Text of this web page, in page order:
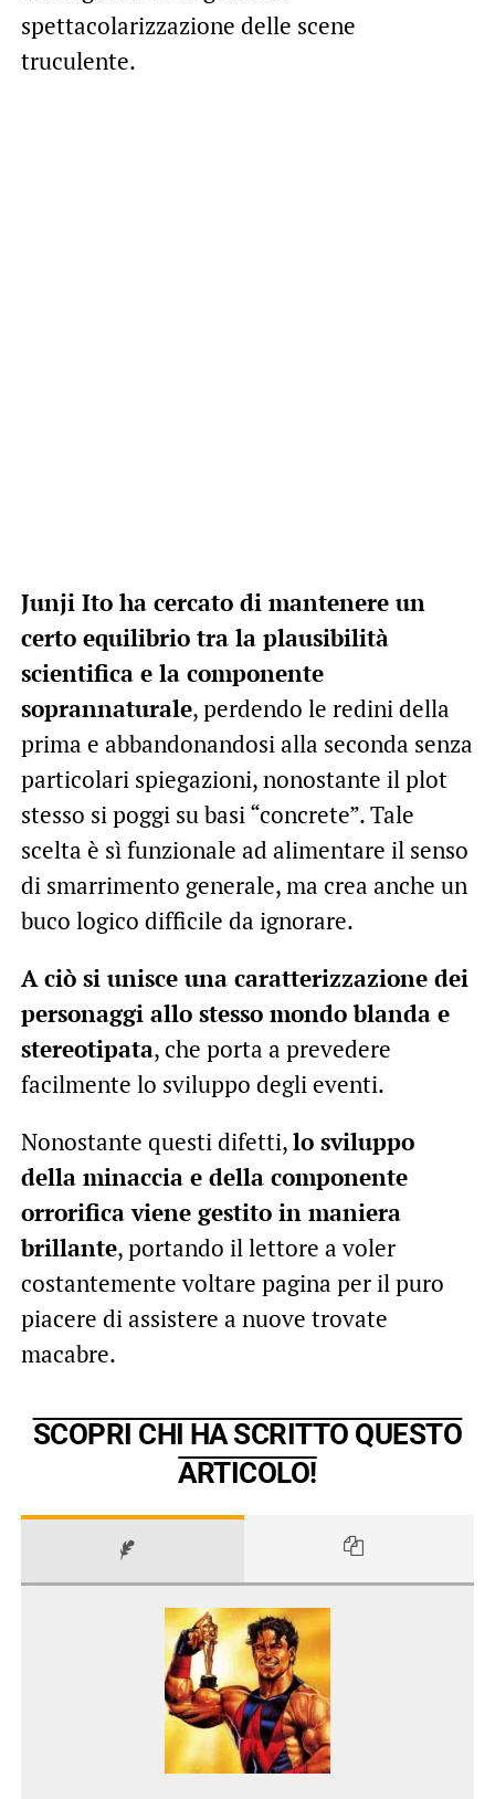
spettacolarizzazione delle scene
truculente.
Junji Ito ha cercato di mantenere un
certo equilibrio tra la plausibilità
scientifica e la componente
soprannaturale, perdendo le redini della
prima e abbandonandosi alla seconda senza
particolari spiegazioni, nonostante il plot
stesso si poggi su basi “concrete”. Tale
scelta è sì funzionale ad alimentare il senso
di smarrimento generale, ma crea anche un
buco logico difficile da ignorare.
A ciò si unisce una caratterizzazione dei
personaggi allo stesso mondo blanda e
stereotipata, che porta a prevedere
facilmente lo sviluppo degli eventi.
Nonostante questi difetti,lo sviluppo
della minaccia e della componente
orrorifica viene gestito in maniera
brillante, portando il lettore a voler
costantemente voltare pagina per il puro
piacere di assistere a nuove trovate
macabre.
SCOPRI CHI HA SCRITTO QUESTO
ARTICOLO!